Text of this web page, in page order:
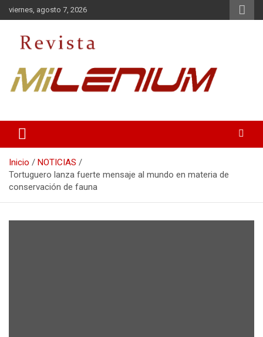
Saltar
al
viernes, agosto 7, 2026
Inicio
NOTICIAS
Tortuguero lanza fuerte mensaje al mundo en materia de
conservación de fauna